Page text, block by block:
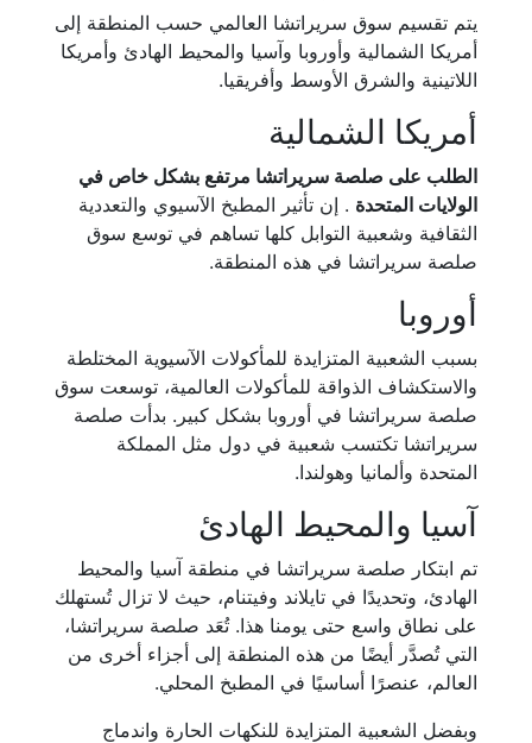
يتم تقسيم سوق سريراتشا العالمي حسب المنطقة إلى
أمريكا الشمالية وأوروبا وآسيا والمحيط الهادئ وأمريكا
اللاتينية والشرق الأوسط وأفريقيا.
أمريكا الشمالية
الطلب على صلصة سريراتشا مرتفع بشكل خاص في
الولايات المتحدة . إن تأثير المطبخ الآسيوي والتعددية
الثقافية وشعبية التوابل كلها تساهم في توسع سوق
صلصة سريراتشا في هذه المنطقة.
أوروبا
بسبب الشعبية المتزايدة للمأكولات الآسيوية المختلطة
والاستكشاف الذواقة للمأكولات العالمية، توسعت سوق
صلصة سريراتشا في أوروبا بشكل كبير. بدأت صلصة
سريراتشا تكتسب شعبية في دول مثل المملكة
المتحدة وألمانيا وهولندا.
آسيا والمحيط الهادئ
تم ابتكار صلصة سريراتشا في منطقة آسيا والمحيط
الهادئ، وتحديدًا في تايلاند وفيتنام، حيث لا تزال تُستهلك
على نطاق واسع حتى يومنا هذا. تُعَد صلصة سريراتشا،
التي تُصدَّر أيضًا من هذه المنطقة إلى أجزاء أخرى من
العالم، عنصرًا أساسيًا في المطبخ المحلي.
وبفضل الشعبية المتزايدة للنكهات الحارة واندماج